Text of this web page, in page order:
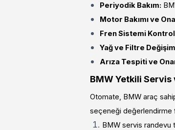
Periyodik Bakım:
Motor Bakımı ve
Fren Sistemi
Yağ ve Filtre
Arıza Tespiti ve
BMW Yetkili Servis
Otomate, BMW araç
seçeneği değerlendirme
BMW servis randevu